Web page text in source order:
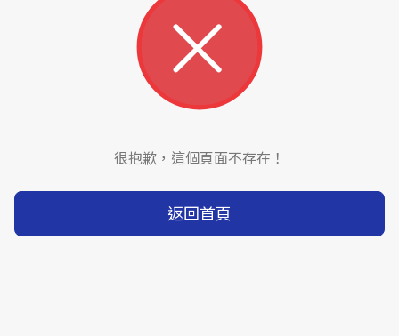
很抱歉，這個頁面不存在！
返回首頁